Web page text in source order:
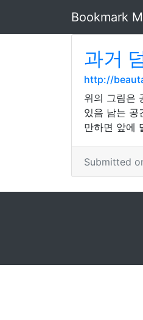
Bookmark
과거
http://
위의 그림은
있음 남는 공
만하면 앞에
Submitted